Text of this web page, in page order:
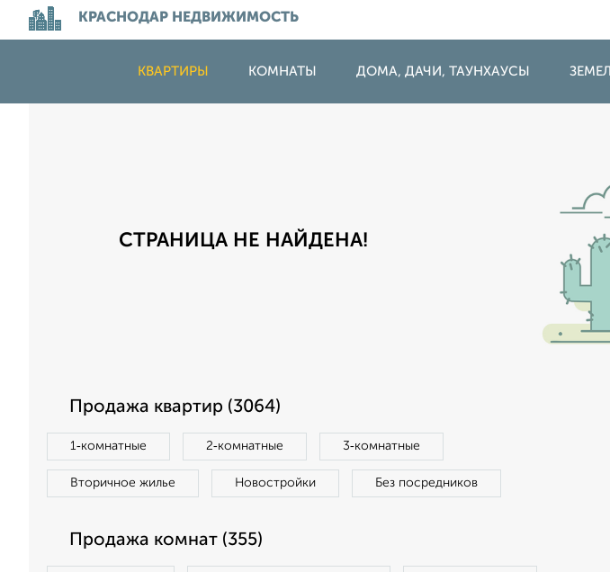
КРАСНОДАР НЕДВИЖИМОСТЬ
КВАРТИРЫ КОМНАТЫ ДОМА, ДАЧИ, ТАУНХАУСЫ
СТРАНИЦА НЕ НАЙДЕНА!
Продажа квартир (3064)
1‑комнатные 2‑комнатные 3‑комнатные
Вторичное жилье Новостройки Без посредников
Продажа комнат (355)